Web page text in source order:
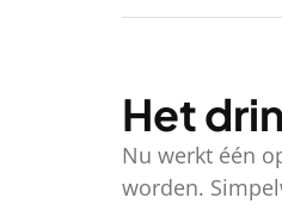
Het
Nu werkt één
worden.